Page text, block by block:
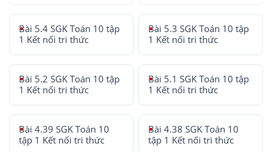
Bài 5.4 SGK Toán 10 tập
1 Kết nối tri thức
Bài 5.3 SGK Toán 10 tập
1 Kết nối tri thức
Bài 5.2 SGK Toán 10 tập
1 Kết nối tri thức
Bài 5.1 SGK Toán 10 tập
1 Kết nối tri thức
Bài 4.39 SGK Toán 10
tập 1 Kết nối tri thức
Bài 4.38 SGK Toán 10
tập 1 Kết nối tri thức